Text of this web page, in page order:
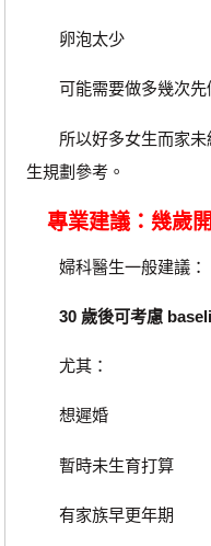
卵泡太少
可能需要做多幾次先
所以好多女生而家未
生規劃參考。
專業建議：幾歲
婦科醫生一般建議：
30 歲後可考慮
尤其：
想遲婚
暫時未生育打算
有家族早更年期